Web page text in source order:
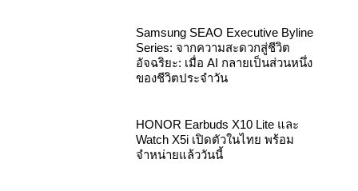
Samsung SEAO Executive Byline
Series: จากความสะดวกสู่ชีวิต
อัจฉริยะ: เมื่อ AI กลายเป็นส่วนหนึ่ง
ของชีวิตประจำวัน
HONOR Earbuds X10 Lite และ
Watch X5i เปิดตัวในไทย พร้อม
จำหน่ายแล้ววันนี้